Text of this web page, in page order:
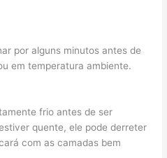
por alguns minutos antes de
em temperatura ambiente.
frio antes de ser
quente, ele pode derreter
com as camadas bem